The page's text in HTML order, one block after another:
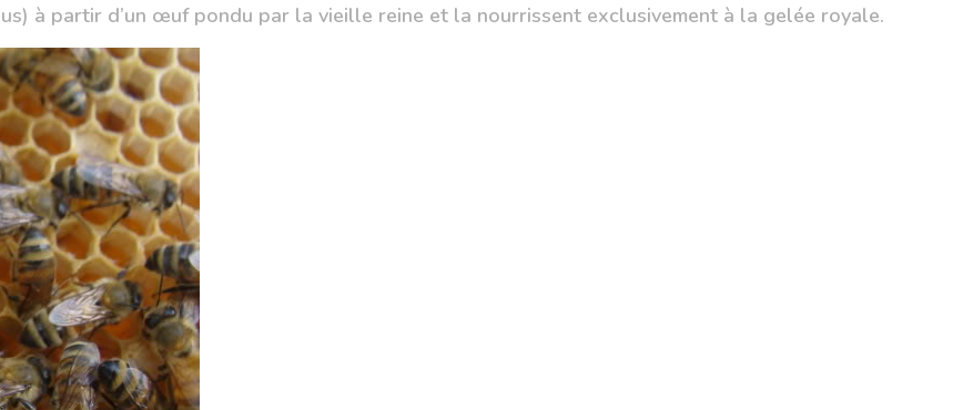
à partir d’un œuf pondu par la vieille reine et la nourrissent exclusivement à la gelée royale.